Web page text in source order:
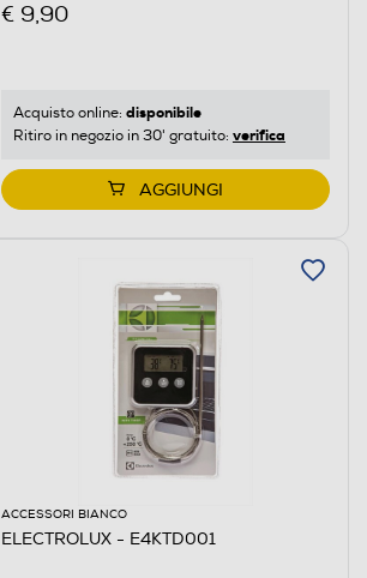
€ 9,90
Acquisto online: disponibile
Ritiro in negozio in 30' gratuito: verifica
AGGIUNGI
ACCESSORI BIANCO
ELECTROLUX - E4KTD001